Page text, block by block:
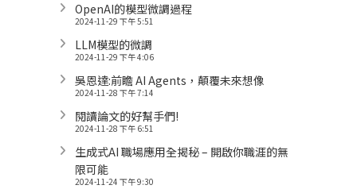
OpenAI的模型微調過程
2024-11-29 下午 5:51
LLM模型的微調
2024-11-29 下午 4:06
吳恩達:前瞻 AI Agents，顛覆未來想像
2024-11-28 下午 7:14
閱讀論文的好幫手們!
2024-11-28 下午 6:51
生成式AI 職場應用全揭秘 – 開啟你職涯的無
限可能
2024-11-24 下午 9:30